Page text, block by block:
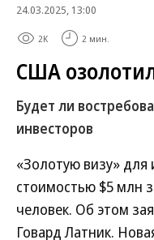
24.03.2025, 13:00
2K 2 мин.
США
Будет ли
инвесторов
«Золотую визу»
стоимостью $5 млн
человек. Об этом
Говард Латник.